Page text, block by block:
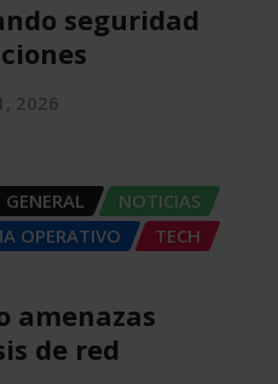
seguridad
2026
GENERAL
NOTICIAS
OPERATIVO
TECH
amenazas
de red